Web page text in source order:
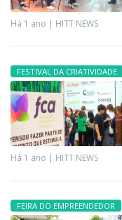
Há 1 ano | HITT NEWS
FESTIVAL DA CRIATIVIDADE
Há 1 ano | HITT NEWS
FEIRA DO EMPREENDEDOR